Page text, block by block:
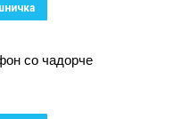
The
may
chosen
со чадорче